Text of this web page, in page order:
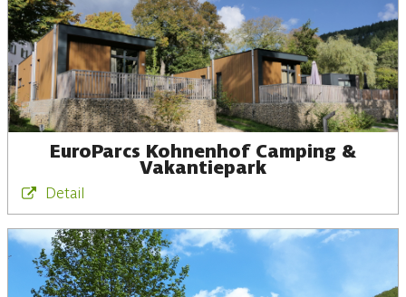
EuroParcs Kohnenhof Camping &
Vakantiepark
Detail